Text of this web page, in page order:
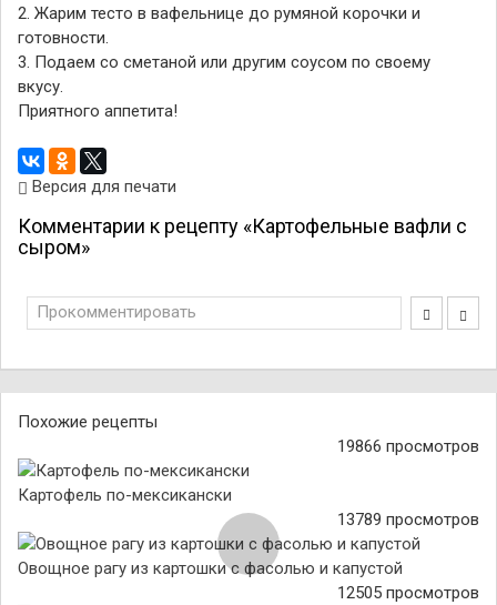
2. Жарим тесто в вафельнице до румяной корочки и
готовности.
3. Подаем со сметаной или другим соусом по своему
вкусу.
Приятного аппетита!
Версия для печати
Комментарии к рецепту «Картофельные вафли с
сыром»
Прокомментировать
Похожие рецепты
19866 просмотров
Картофель по-мексикански
13789 просмотров
Овощное рагу из картошки с фасолью и капустой
12505 просмотров